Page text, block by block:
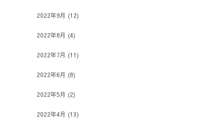
2022年9月 (12)
2022年8月 (4)
2022年7月 (11)
2022年6月 (8)
2022年5月 (2)
2022年4月 (13)